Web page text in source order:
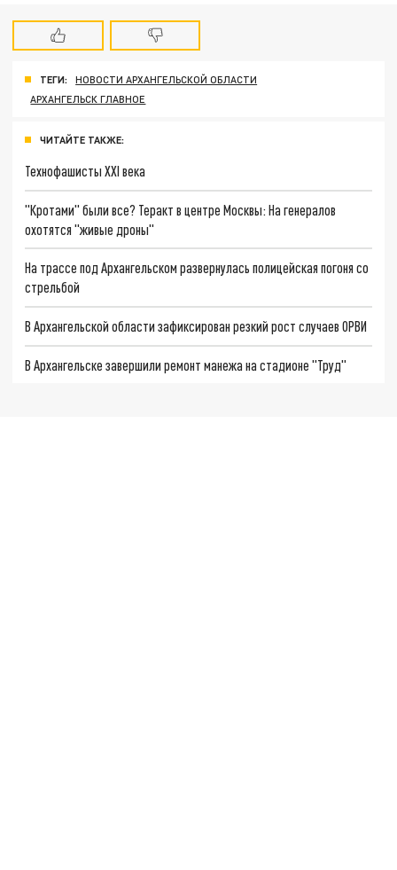
ТЕГИ:
НОВОСТИ АРХАНГЕЛЬСКОЙ ОБЛАСТИ
АРХАНГЕЛЬСК ГЛАВНОЕ
ЧИТАЙТЕ ТАКЖЕ:
Технофашисты XXI века
"Кротами" были все? Теракт в центре Москвы: На генералов
охотятся "живые дроны"
На трассе под Архангельском развернулась полицейская погоня со
стрельбой
В Архангельской области зафиксирован резкий рост случаев ОРВИ
В Архангельске завершили ремонт манежа на стадионе "Труд"